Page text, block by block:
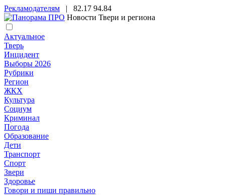
Рекламодателям | 82.17 94.84
Новости Твери и региона
Актуальное
Тверь
Инцидент
Выборы 2026
Рубрики
Регион
ЖКХ
Культура
Социум
Криминал
Погода
Образование
Дети
Транспорт
Спорт
Звери
Здоровье
Говори и пиши правильно